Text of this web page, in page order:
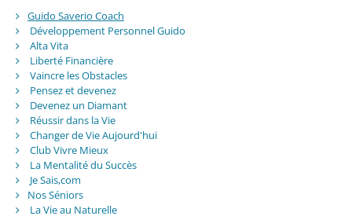
Guido Saverio Coach
Développement Personnel Guido
Alta Vita
Liberté Financière
Vaincre les Obstacles
Pensez et devenez
Devenez un Diamant
Réussir dans la Vie
Changer de Vie Aujourd'hui
Club Vivre Mieux
La Mentalité du Succès
Je Sais,com
Nos Séniors
La Vie au Naturelle